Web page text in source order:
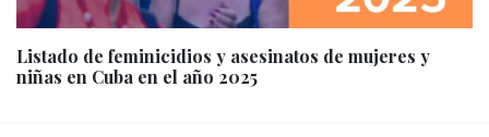
Listado de feminicidios y asesinatos de mujeres y
niñas en Cuba en el año 2025